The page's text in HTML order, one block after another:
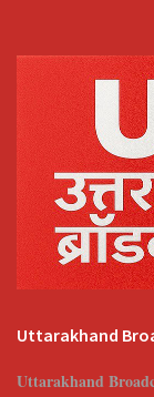
Uttarakhand
Uttarakhand